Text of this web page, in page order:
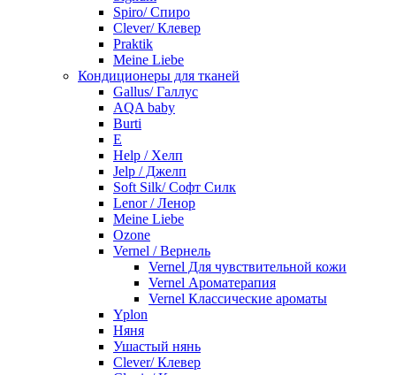
Spiro/ Спиро
Clever/ Клевер
Praktik
Meine Liebe
Кондиционеры для тканей
Gallus/ Галлус
AQA baby
Burti
E
Help / Хелп
Jelp / Джелп
Soft Silk/ Софт Силк
Lenor / Ленор
Meine Liebe
Ozone
Vernel / Вернель
Vernel Для чувствительной кожи
Vernel Ароматерапия
Vernel Классические ароматы
Yplon
Няня
Ушастый нянь
Clever/ Клевер